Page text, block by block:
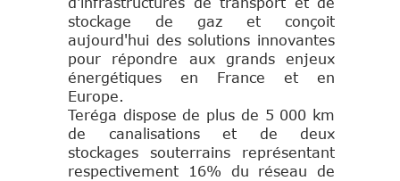
stockage de gaz et conçoit
aujourd'hui des solutions innovantes
pour répondre aux grands enjeux
énergétiques en France et en
Europe.
Teréga dispose de plus de 5 000 km
de canalisations et de deux
stockages souterrains représentant
respectivement 16% du réseau de